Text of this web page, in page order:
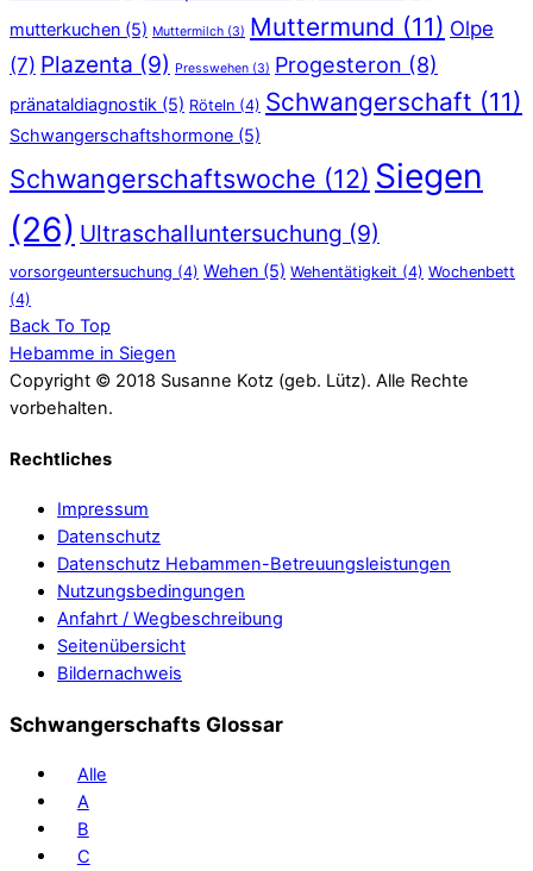
mutterkuchen (5) Muttermilch (3) Muttermund (11) Olpe
(7) Plazenta (9) Presswehen (3) Progesteron (8)
pränataldiagnostik (5) Röteln (4) Schwangerschaft (11)
Schwangerschaftshormone (5)
Schwangerschaftswoche (12) Siegen
(26) Ultraschalluntersuchung (9)
vorsorgeuntersuchung (4) Wehen (5) Wehentätigkeit (4) Wochenbett
(4)
Back To Top
Hebamme in Siegen
Copyright © 2018 Susanne Kotz (geb. Lütz). Alle Rechte
vorbehalten.
Rechtliches
Impressum
Datenschutz
Datenschutz Hebammen-Betreuungsleistungen
Nutzungsbedingungen
Anfahrt / Wegbeschreibung
Seitenübersicht
Bildernachweis
Schwangerschafts Glossar
Alle
A
B
C